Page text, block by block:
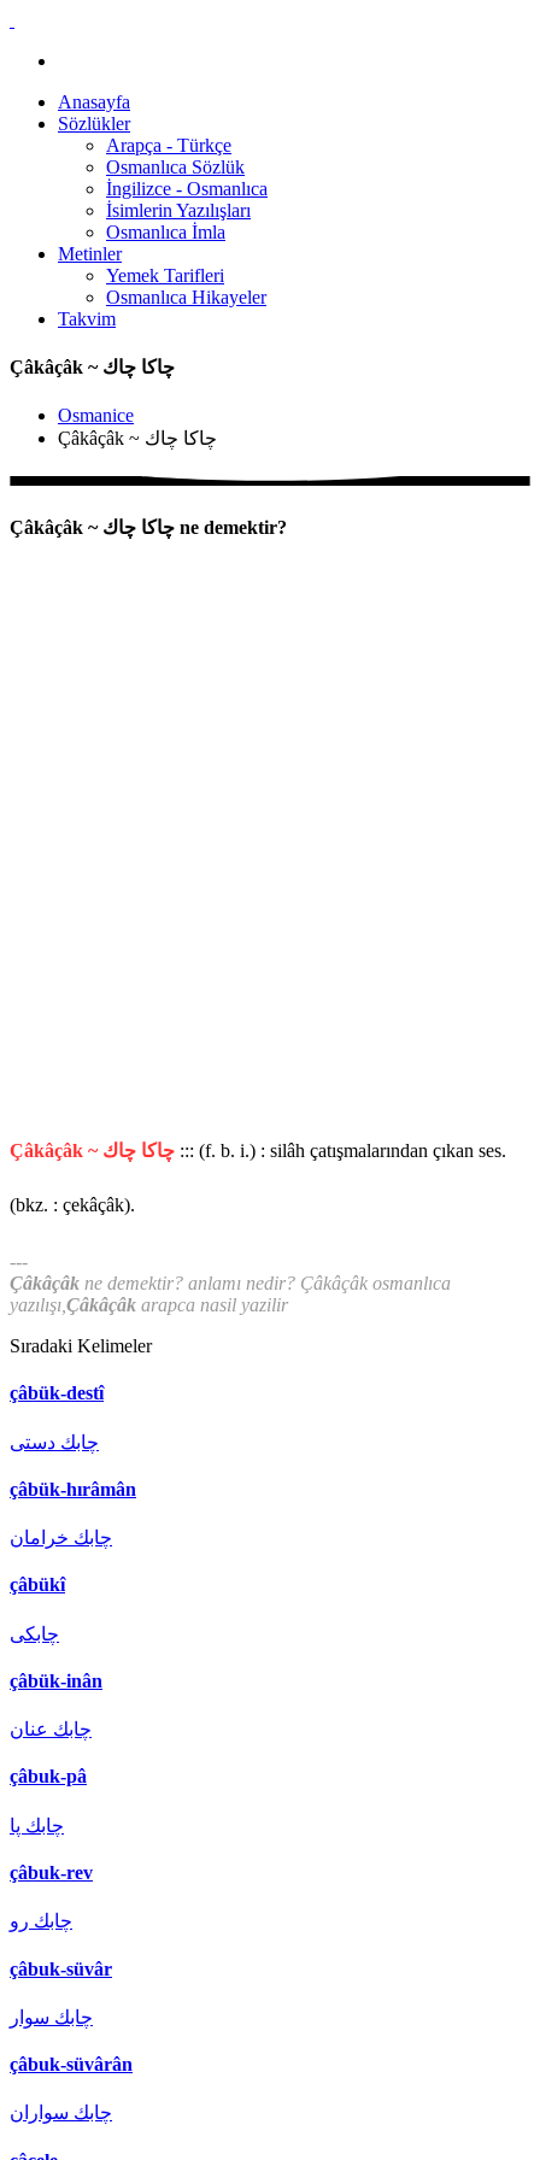
Anasayfa
Sözlükler
Arapça - Türkçe
Osmanlıca Sözlük
İngilizce - Osmanlıca
İsimlerin Yazılışları
Osmanlıca İmla
Metinler
Yemek Tarifleri
Osmanlıca Hikayeler
Takvim
Çâkâçâk ~ چاكا چاك
Osmanice
Çâkâçâk ~ چاكا چاك
Çâkâçâk ~ چاكا چاك ne demektir?
Çâkâçâk ~ چاكا چاك ::: (f. b. i.) : silâh çatışmalarından çıkan ses.
(bkz. : çekâçâk).
---
Çâkâçâk ne demektir? anlamı nedir? Çâkâçâk osmanlıca
yazılışı, Çâkâçâk arapca nasil yazilir
Sıradaki Kelimeler
çâbük-destî
چابك دستی
çâbük-hırâmân
چابك خرامان
çâbükî
چابكی
çâbük-inân
چابك عنان
çâbuk-pâ
چابك پا
çâbuk-rev
چابك رو
çâbuk-süvâr
چابك سوار
çâbuk-süvârân
چابك سواران